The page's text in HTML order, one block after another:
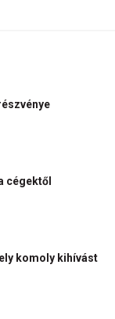
cégektől
komoly kihívást